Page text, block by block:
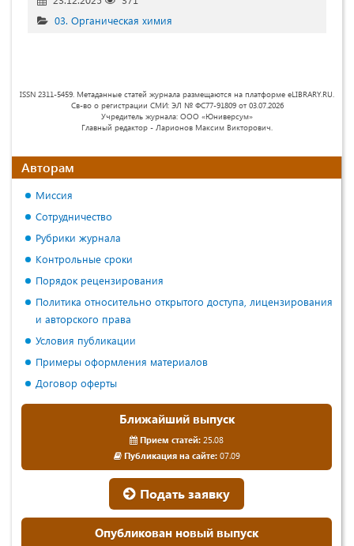
03. Органическая химия
ISSN 2311-5459. Метаданные статей журнала размещаются на платформе eLIBRARY.RU.
Св-во о регистрации СМИ: ЭЛ № ФС77-91809 от 03.07.2026
Учредитель журнала: ООО «Юниверсум»
Главный редактор - Ларионов Максим Викторович.
Авторам
Миссия
Сотрудничество
Рубрики журнала
Контрольные сроки
Порядок рецензирования
Политика относительно открытого доступа, лицензирования
и авторского права
Условия публикации
Примеры оформления материалов
Договор оферты
Ближайший выпуск
Прием статей: 25.08
Публикация на сайте:07.09
Подать заявку
Опубликован новый выпуск